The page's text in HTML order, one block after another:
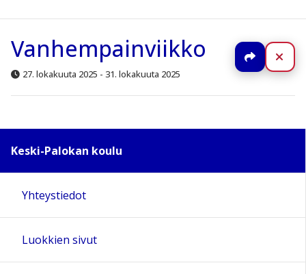
Vanhempainviikko
27. lokakuuta 2025 - 31. lokakuuta 2025
Jaa
Keski-Palokan koulu
Yhteystiedot
Luokkien sivut